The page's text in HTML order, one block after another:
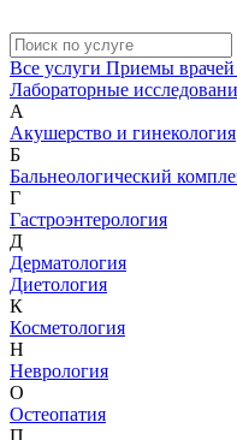
Все услуги Приемы врачей
Лабораторные
А
Акушерство и гинекология
Б
Бальнеологический
Г
Гастроэнтерология
Д
Дерматология
Диетология
К
Косметология
Н
Неврология
О
Остеопатия
П